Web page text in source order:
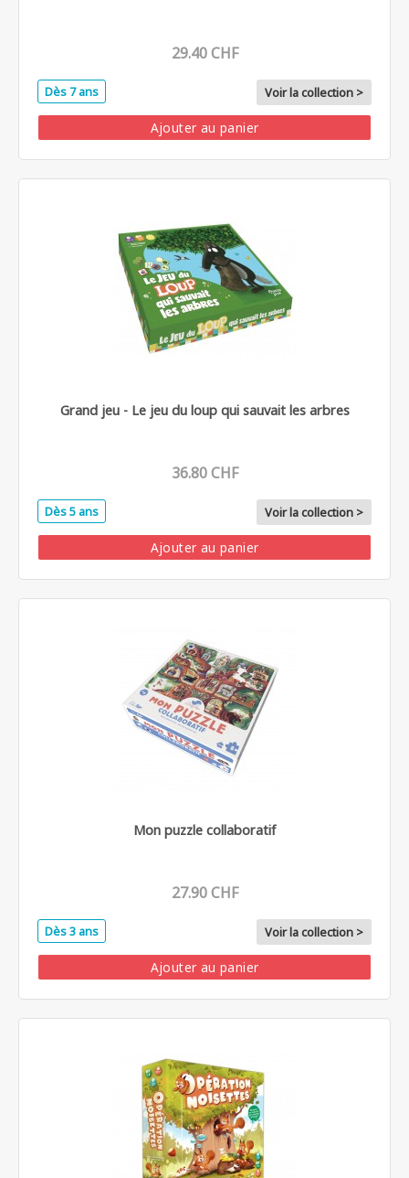
29.40 CHF
Dès 7 ans Voir la collection >
Ajouter au panier
Grand jeu - Le jeu du loup qui sauvait les arbres
36.80 CHF
Dès 5 ans Voir la collection >
Ajouter au panier
Mon puzzle collaboratif
27.90 CHF
Dès 3 ans Voir la collection >
Ajouter au panier